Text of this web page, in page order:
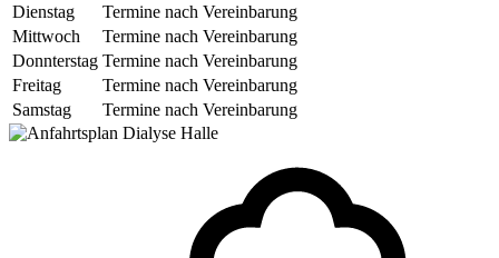
Dienstag
Termine nach Vereinbarung
Mittwoch
Termine nach Vereinbarung
Donnterstag Termine nach Vereinbarung
Freitag
Termine nach Vereinbarung
Samstag
Termine nach Vereinbarung